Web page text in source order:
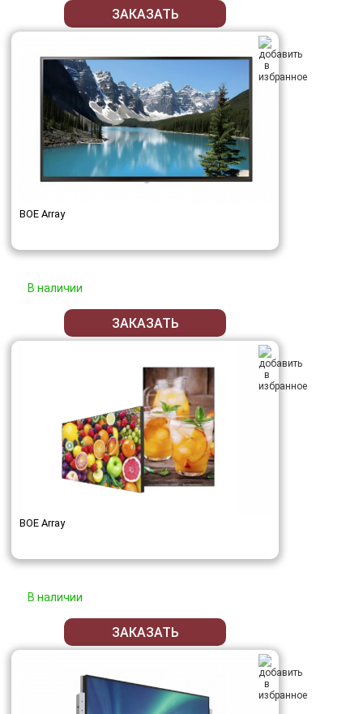
ЗАКАЗАТЬ
BOE Array
В наличии
ЗАКАЗАТЬ
BOE Array
В наличии
ЗАКАЗАТЬ